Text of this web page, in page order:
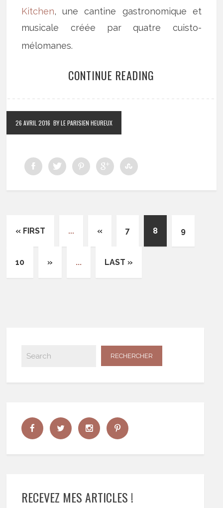
Kitchen, une cantine gastronomique et
musicale créée par quatre cuisto-
mélomanes.
CONTINUE READING
26 AVRIL 2016 BY LE PARISIEN HEUREUX
« FIRST ... « 7 8 9
10 » ... LAST »
RECEVEZ MES ARTICLES !